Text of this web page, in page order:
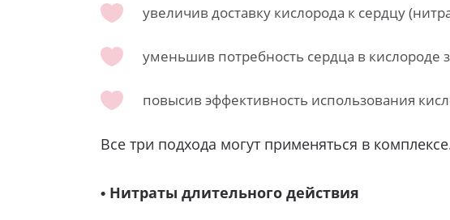
увеличив доставку кислорода к сердцу
уменьшив потребность сердца в кислороде
повысив эффективность использования
Все три подхода могут применяться в
• Нитраты длительного действия